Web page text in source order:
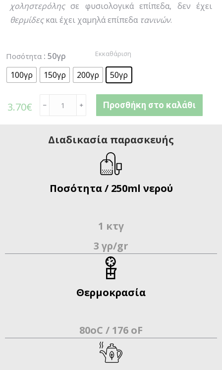
χοληστερόληςσε φυσιολογικά επίπεδα, δεν έχει
θερμίδεςκαι έχει χαμηλά επίπεδα τανινών.
Ποσότητα : 50γρ
100γρ
150γρ 200γρ 50γρ
Εκκαθάριση
3.70€ ﹣ ﹢ Προσθήκη στο καλάθι
Διαδικασία παρασκευής
Ποσότητα / 250ml νερού
1 κτγ
3 γρ/gr
Θερμοκρασία
80oC / 176 οF